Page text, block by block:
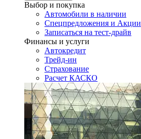
Выбор и покупка
Автомобили в наличии
Спецпредложения и Акции
Записаться на тест-драйв
Финансы и услуги
Автокредит
Трейд-ин
Страхование
Расчет КАСКО